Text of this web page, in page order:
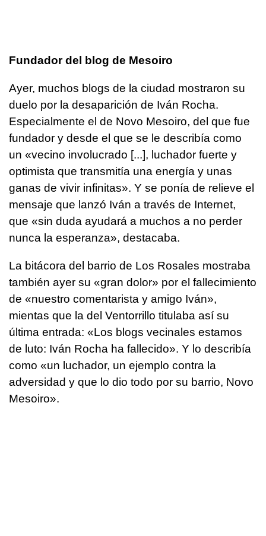
Fundador del blog de Mesoiro
Ayer, muchos blogs de la ciudad mostraron su
duelo por la desaparición de Iván Rocha.
Especialmente el de Novo Mesoiro, del que fue
fundador y desde el que se le describía como
un «vecino involucrado [...], luchador fuerte y
optimista que transmitía una energía y unas
ganas de vivir infinitas». Y se ponía de relieve el
mensaje que lanzó Iván a través de Internet,
que «sin duda ayudará a muchos a no perder
nunca la esperanza», destacaba.
La bitácora del barrio de Los Rosales mostraba
también ayer su «gran dolor» por el fallecimiento
de «nuestro comentarista y amigo Iván»,
mientas que la del Ventorrillo titulaba así su
última entrada: «Los blogs vecinales estamos
de luto: Iván Rocha ha fallecido». Y lo describía
como «un luchador, un ejemplo contra la
adversidad y que lo dio todo por su barrio, Novo
Mesoiro».